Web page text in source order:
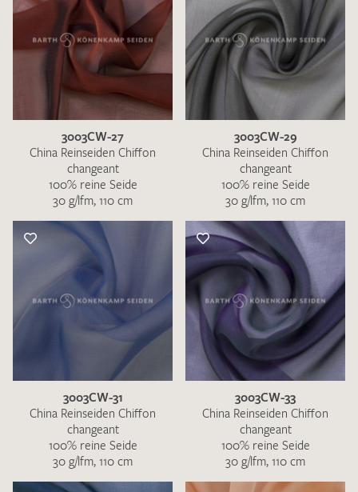
3003CW-27
China Reinseiden Chiffon
changeant
100% reine Seide
30 g/lfm, 110 cm
3003CW-29
China Reinseiden Chiffon
changeant
100% reine Seide
30 g/lfm, 110 cm
3003CW-31
China Reinseiden Chiffon
changeant
100% reine Seide
30 g/lfm, 110 cm
3003CW-33
China Reinseiden Chiffon
changeant
100% reine Seide
30 g/lfm, 110 cm